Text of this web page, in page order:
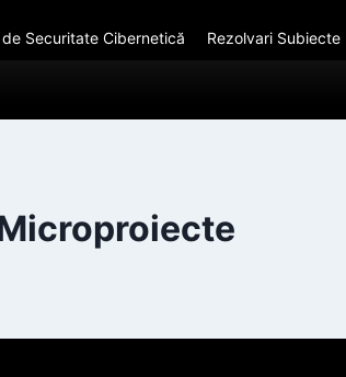
Securitate Cibernetică Rezolvari Subiecte